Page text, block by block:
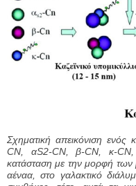
Σχηματική απεικόνιση ενός
CN, αS2-CN, β-CN, κ-CN,
κατάσταση με την μορφή των
αέναα, στο γαλακτικό